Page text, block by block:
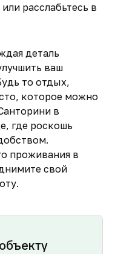
расслабьтесь в
деталь
ваш
то отдых,
которое можно
в
где роскошь
проживания в
свой